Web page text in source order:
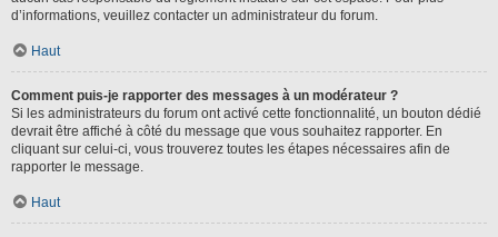
d’informations, veuillez contacter un administrateur du forum.
Haut
Comment puis-je rapporter des messages à un modérateur ?
Si les administrateurs du forum ont activé cette fonctionnalité, un bouton dédié
devrait être affiché à côté du message que vous souhaitez rapporter. En
cliquant sur celui-ci, vous trouverez toutes les étapes nécessaires afin de
rapporter le message.
Haut